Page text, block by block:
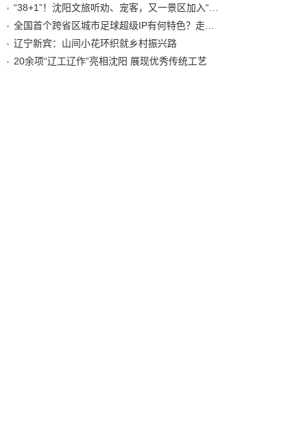
辽宁新宾：山间小花环织就乡村振兴路
20余项“辽工辽作”亮相沈阳 展现优秀传统工艺